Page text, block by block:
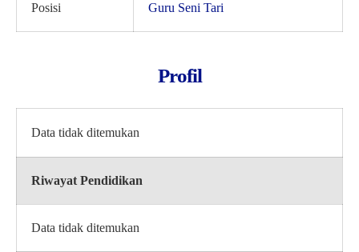
Posisi Guru Seni Tari
Profil
Data tidak ditemukan
Riwayat Pendidikan
Data tidak ditemukan